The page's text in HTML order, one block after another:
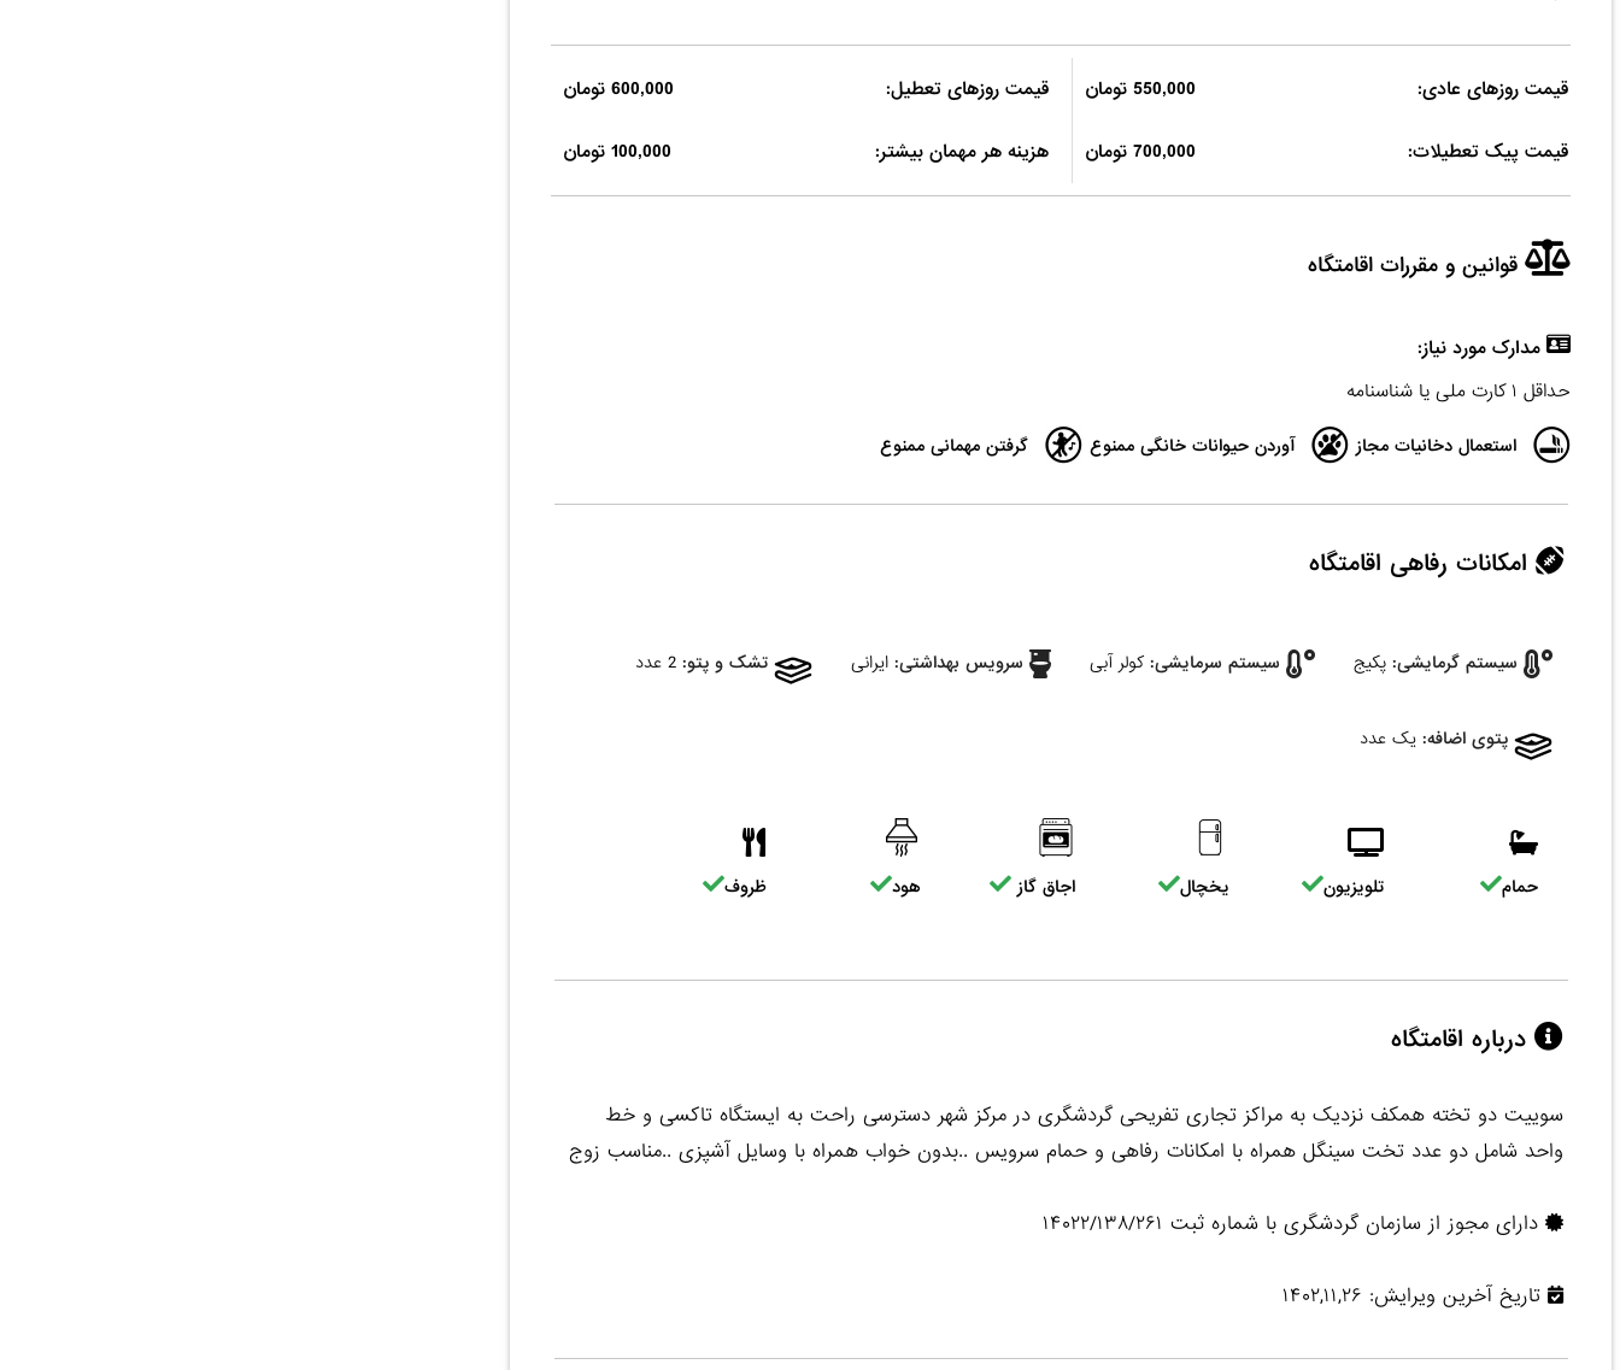
قیمت روزهای عادی: 550,000 تومان قیمت روزهای تعطیل: 600,000 تومان
قیمت پیک تعطیلات: 700,000 تومان هزینه هر مهمان بیشتر: 100,000 تومان
قوانین و مقررات اقامتگاه
مدارک مورد نیاز:
حداقل ۱ کارت ملی یا شناسنامه
استعمال دخانیات مجاز آوردن حیوانات خانگی ممنوع گرفتن مهمانی ممنوع
امکانات رفاهی اقامتگاه
سیستم گرمایشی: پکیج سیستم سرمایشی: کولر آبی سرویس بهداشتی: ایرانی تشک و پتو: 2 عدد
پتوی اضافه: یک عدد
حمام تلویزیون یخچال اجاق گاز هود ظروف
درباره اقامتگاه
سوییت دو تخته همکف نزدیک به مراکز تجاری تفریحی گردشگری در مرکز شهر دسترسی راحت به ایستگاه تاکسی و خط
واحد شامل دو عدد تخت سینگل همراه با امکانات رفاهی و حمام سرویس ..بدون خواب همراه با وسایل آشپزی ..مناسب زوج
دارای مجوز از سازمان گردشگری با شماره ثبت ۱۴۰۲۲/۱۳۸/۲۶۱
تاریخ آخرین ویرایش: ۱۴۰۲,۱۱,۲۶